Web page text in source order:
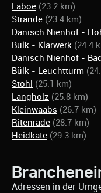
Laboe (23.2 km)
Strande (23.4 km)
Dänisch Nienhof -
Bülk - Klärwerk (24.4
Dänisch Nienhof -
Bülk - Leuchtturm
Stohl (25.1 km)
Langholz (25.8 km)
Kleinwaabs (26.7 km)
Ritenrade (28.7 km)
Heidkate (29.3 km)
Adressen in der